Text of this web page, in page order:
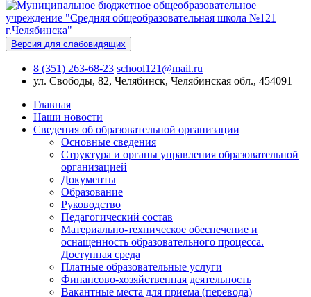
Версия для слабовидящих
8 (351) 263-68-23 school121@mail.ru
ул. Свободы, 82, Челябинск, Челябинская обл., 454091
Главная
Наши новости
Сведения об образовательной организации
Основные сведения
Структура и органы управления образовательной
организацией
Документы
Образование
Руководство
Педагогический состав
Материально-техническое обеспечение и
оснащенность образовательного процесса.
Доступная среда
Платные образовательные услуги
Финансово-хозяйственная деятельность
Вакантные места для приема (перевода)